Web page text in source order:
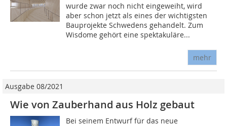
wurde zwar noch nicht eingeweiht, wird
aber schon jetzt als eines der wichtigsten
Bauprojekte Schwedens gehandelt. Zum
Wisdome gehört eine spektakuläre...
mehr
Ausgabe 08/2021
Wie von Zauberhand aus Holz gebaut
Bei seinem Entwurf für das neue